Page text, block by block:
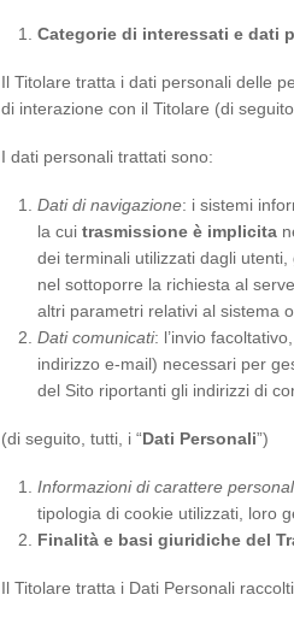
Categorie di interessati e dati
Il Titolare tratta i dati personali delle
di interazione con il Titolare (di
I dati personali trattati sono:
Dati di navigazione: i sistemi
la cui trasmissione è implicita
dei terminali utilizzati dagli
nel sottoporre la richiesta al
altri parametri relativi al sistema
Dati comunicati: l’invio
indirizzo e-mail) necessari per
del Sito riportanti gli indirizzi di
(di seguito, tutti, i “Dati Personali”)
Informazioni di carattere
tipologia di cookie utilizzati, loro
Finalità e basi giuridiche del
Il Titolare tratta i Dati Personali